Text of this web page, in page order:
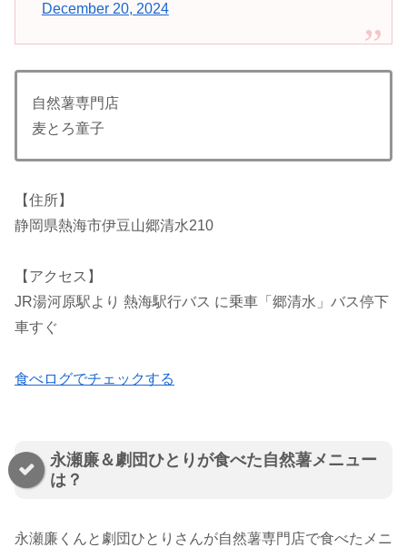
December 20, 2024
自然薯専門店
麦とろ童子
【住所】
静岡県熱海市伊豆山郷清水210
【アクセス】
JR湯河原駅より 熱海駅行バス に乗車「郷清水」バス停下
車すぐ
食べログでチェックする
永瀬廉＆劇団ひとりが食べた自然薯メニュー
は？
永瀬廉くんと劇団ひとりさんが自然薯専門店で食べたメニ